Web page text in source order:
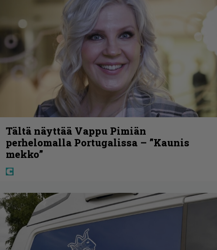
Tältä näyttää Vappu Pimiän
perhelomalla Portugalissa – ”Kaunis
mekko”